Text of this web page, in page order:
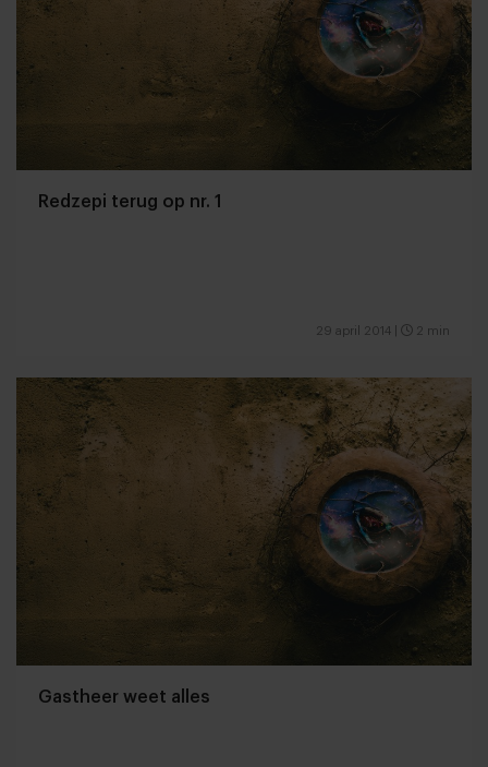
Redzepi terug op nr. 1
29 april 2014 2 min
Gastheer weet alles